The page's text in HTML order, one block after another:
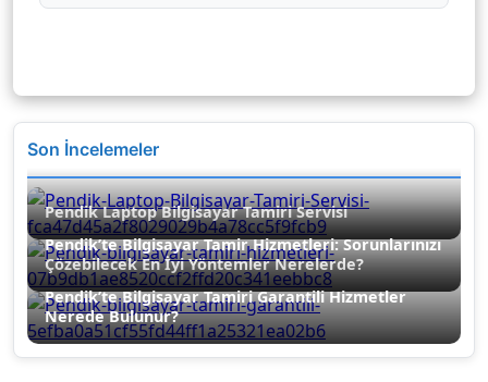
Son İncelemeler
Pendik Laptop Bilgisayar Tamiri Servisi
Pendik’te Bilgisayar Tamir Hizmetleri: Sorunlarınızı
Çözebilecek En İyi Yöntemler Nerelerde?
Pendik’te Bilgisayar Tamiri Garantili Hizmetler
Nerede Bulunur?